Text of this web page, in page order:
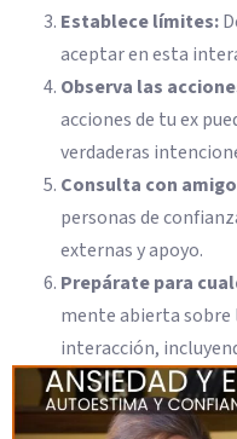
Establece límites:
aceptar en esta
Observa las
acciones de tu ex
verdaderas
Consulta con
personas de
externas y apoyo.
Prepárate para
mente abierta sobre
interacción,